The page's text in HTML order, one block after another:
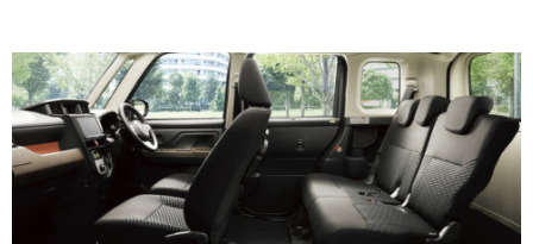
を検
討さ
れて
いる
方へ